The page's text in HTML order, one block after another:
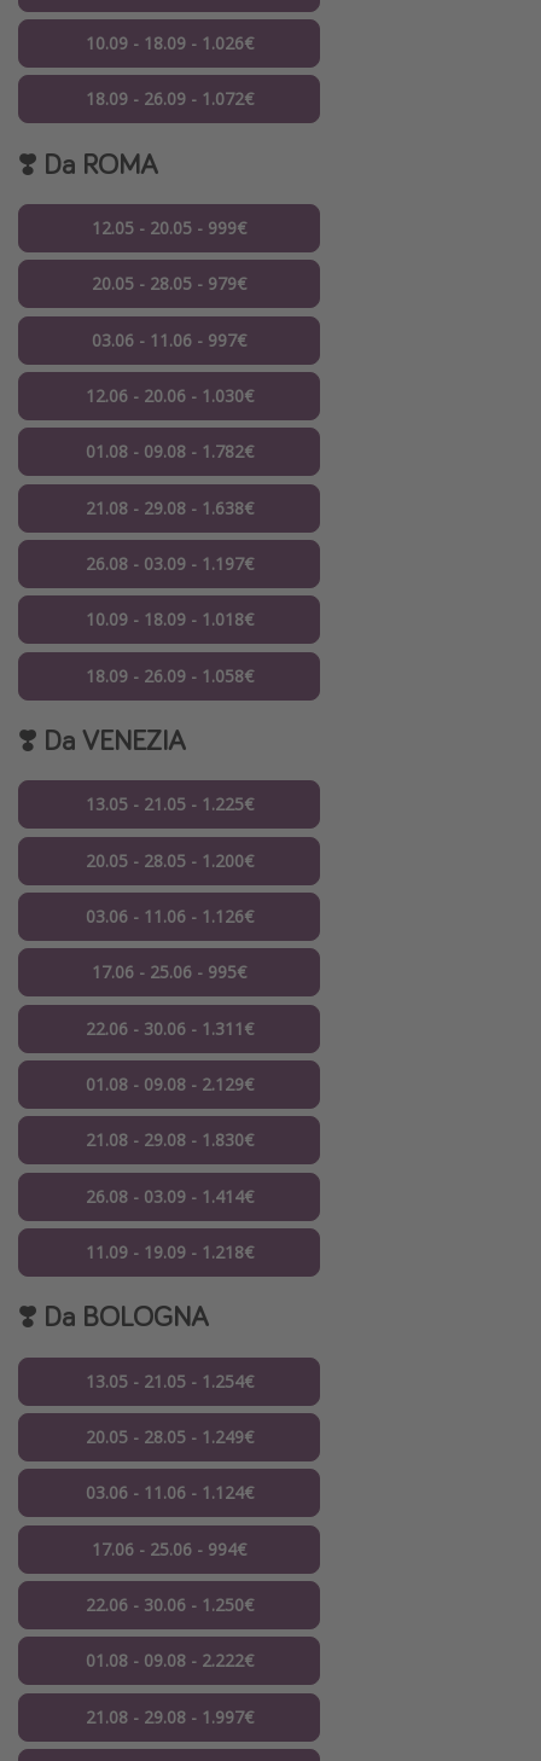
10.09 - 18.09 - 1.026€
18.09 - 26.09 - 1.072€
❣️ Da ROMA
12.05 - 20.05 - 999€
20.05 - 28.05 - 979€
03.06 - 11.06 - 997€
12.06 - 20.06 - 1.030€
01.08 - 09.08 - 1.782€
21.08 - 29.08 - 1.638€
26.08 - 03.09 - 1.197€
10.09 - 18.09 - 1.018€
18.09 - 26.09 - 1.058€
❣️ DaVENEZIA
13.05 - 21.05 - 1.225€
20.05 - 28.05 - 1.200€
03.06 - 11.06 - 1.126€
17.06 - 25.06 - 995€
22.06 - 30.06 - 1.311€
01.08 - 09.08 - 2.129€
21.08 - 29.08 - 1.830€
26.08 - 03.09 - 1.414€
11.09 - 19.09 - 1.218€
❣️ Da BOLOGNA
13.05 - 21.05 - 1.254€
20.05 - 28.05 - 1.249€
03.06 - 11.06 - 1.124€
17.06 - 25.06 - 994€
22.06 - 30.06 - 1.250€
01.08 - 09.08 - 2.222€
21.08 - 29.08 - 1.997€